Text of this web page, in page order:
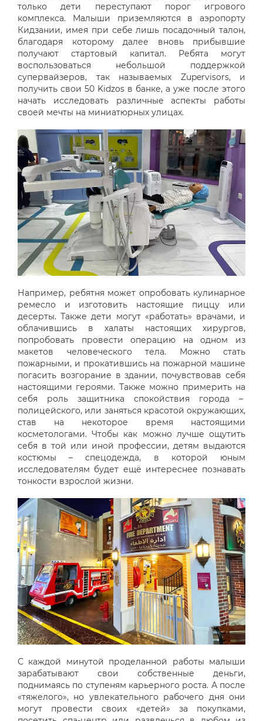
только дети переступают порог игрового
комплекса. Малыши приземляются в аэропорту
Кидзании, имея при себе лишь посадочный талон,
благодаря которому далее вновь прибывшие
получают стартовый капитал. Ребята могут
воспользоваться небольшой поддержкой
супервайзеров, так называемых Zupervisors, и
получить свои 50 Kidzos в банке, а уже после этого
начать исследовать различные аспекты работы
своей мечты на миниатюрных улицах.
Например, ребятня может опробовать кулинарное
ремесло и изготовить настоящие пиццу или
десерты. Также дети могут «работать» врачами, и
облачившись в халаты настоящих хирургов,
попробовать провести операцию на одном из
макетов человеческого тела. Можно стать
пожарными, и прокатившись на пожарной машине
погасить возгорание в здании, почувствовав себя
настоящими героями. Также можно примерить на
себя роль защитника спокойствия города –
полицейского, или заняться красотой окружающих,
став на некоторое время настоящими
косметологами. Чтобы как можно лучше ощутить
себя в той или иной профессии, детям выдаются
костюмы – спецодежда, в которой юным
исследователям будет ещё интереснее познавать
тонкости взрослой жизни.
С каждой минутой проделанной работы малыши
зарабатывают свои собственные деньги,
поднимаясь по ступеням карьерного роста. А после
«тяжелого», но увлекательного рабочего дня они
могут провести своих «детей» за покупками,